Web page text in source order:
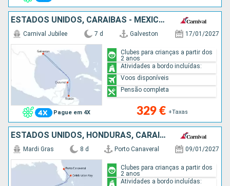
ESTADOS UNIDOS, CARAIBAS - MEXICO, HONDURAS
Pague em 4X
Carnival Jubilee 7 d Galveston 17/01/2027
329 € +Taxas
Clubes para crianças a partir dos
2 anos
Atividades a bordo incluídas:
Voos disponíveis
Pensão completa
ESTADOS UNIDOS, HONDURAS, CARAIBAS - MEXICO, BAHAMAS
Mardi Gras 8 d Porto Canaveral 09/01/2027
Clubes para crianças a partir dos
2 anos
Atividades a bordo incluídas: